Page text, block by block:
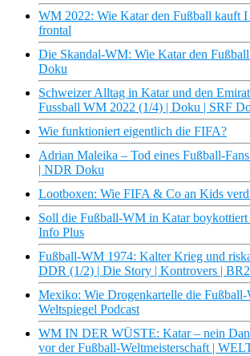
WM 2022: Wie Katar den Fußball kauft I
frontal
Die Skandal-WM: Wie Katar den
Doku
Schweizer Alltag in Katar und den
Fussball WM 2022 (1/4) | Doku | SRF
Wie funktioniert eigentlich die FIFA?
Adrian Maleika – Tod eines Fußball-
| NDR Doku
Lootboxen: Wie FIFA & Co an Kids
Soll die Fußball-WM in Katar boykottiert
Info Plus
Fußball-WM 1974: Kalter Krieg und
DDR (1/2) | Die Story | Kontrovers |
Mexiko: Wie Drogenkartelle die Fußball-
Weltspiegel Podcast
WM IN DER WÜSTE: Katar – nein
vor der Fußball-Weltmeisterschaft |